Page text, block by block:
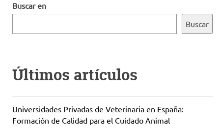
Buscar en
Buscar
Últimos artículos
Universidades Privadas de Veterinaria en España:
Formación de Calidad para el Cuidado Animal